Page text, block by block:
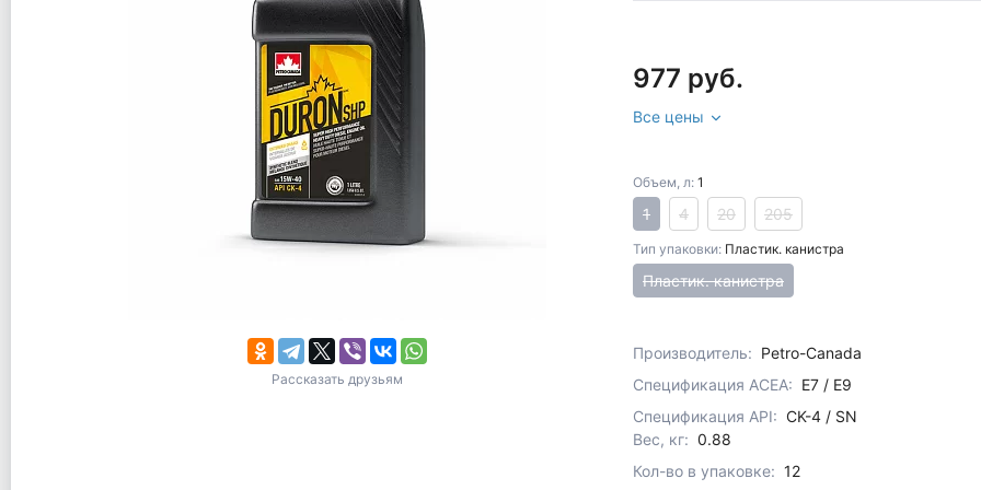
Рассказать друзьям
977 руб.
Все цены
Объем, л: 1
1 4 20 205
Тип упаковки: Пластик. канистра
Пластик. канистра
Производитель: Petro-Canada
Спецификация ACEA: E7 / E9
Спецификация API: CK-4 / SN
Вес, кг: 0.88
Кол-во в упаковке: 12